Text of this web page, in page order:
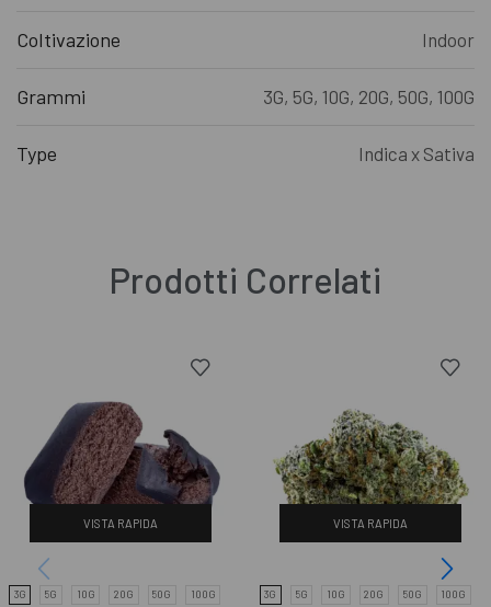
Coltivazione Indoor
Grammi 3G, 5G, 10G, 20G, 50G, 100G
Type Indica x Sativa
Prodotti Correlati
VISTA RAPIDA
3G 5G 10G 20G 50G 100G
VISTA RAPIDA
3G 5G 10G 20G 50G 100G